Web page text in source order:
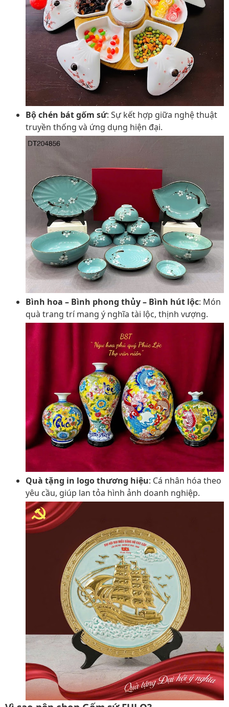
Bộ chén bát gốm sứ: Sự kết hợp giữa nghệ thuật
truyền thống và ứng dụng hiện đại.
Bình hoa – Bình phong thủy – Bình hút lộc: Món
quà trang trí mang ý nghĩa tài lộc, thịnh vượng.
Quà tặng in logo thương hiệu: Cá nhân hóa theo
yêu cầu, giúp lan tỏa hình ảnh doanh nghiệp.